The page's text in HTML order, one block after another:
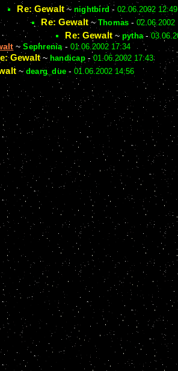
Re: Gewalt~ nightbird -02.06.2002 12:49
Re: Gewalt~Thomas -02.06.2002
Re: Gewalt~ pytha-
~Sephrenia- 01.06.2002 17:34
Gewalt~ handicap-01.06.2002 17:43
~dearg_due -01.06.2002 14:56